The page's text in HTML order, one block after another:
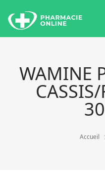
WAMINE
Accueil